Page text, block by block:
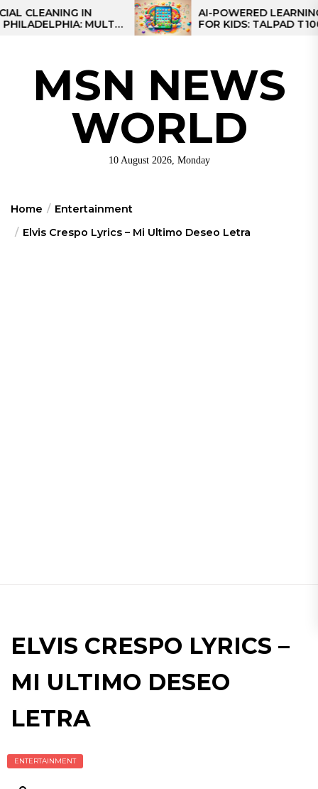
Skip
to
IN
MULTI-
AI-POWERED LEARNING
FOR KIDS: TALPAD T100
MSN NEWS
WORLD
10 August 2026, Monday
Home
Entertainment
Elvis Crespo Lyrics – Mi Ultimo Deseo Letra
ELVIS CRESPO LYRICS –
MI ULTIMO DESEO
LETRA
ENTERTAINMENT